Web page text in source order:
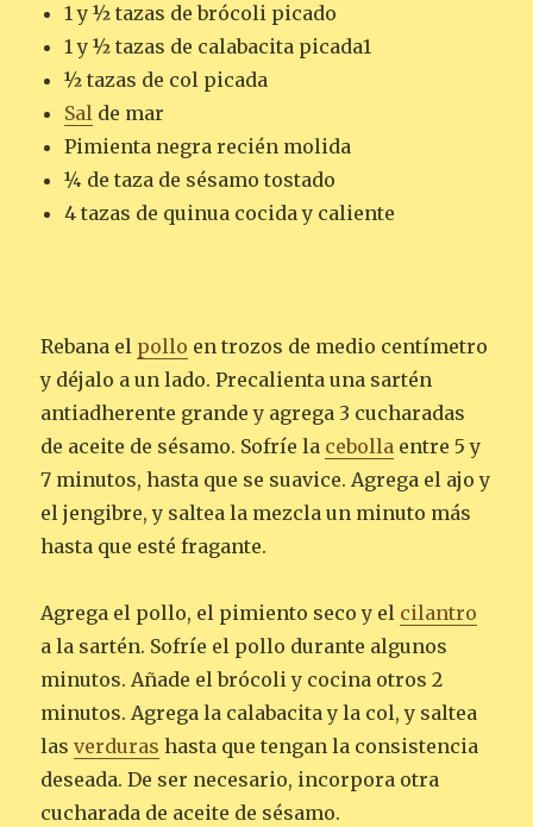
1 y ½ tazas de brócoli picado
1 y ½ tazas de calabacita picada1
½ tazas de col picada
Sal de mar
Pimienta negra recién molida
¼ de taza de sésamo tostado
4 tazas de quinua cocida y caliente
Rebana el pollo en trozos de medio centímetro
y déjalo a un lado. Precalienta una sartén
antiadherente grande y agrega 3 cucharadas
de aceite de sésamo. Sofríe la cebolla entre 5 y
7 minutos, hasta que se suavice. Agrega el ajo y
el jengibre, y saltea la mezcla un minuto más
hasta que esté fragante.
Agrega el pollo, el pimiento seco y el cilantro
a la sartén. Sofríe el pollo durante algunos
minutos. Añade el brócoli y cocina otros 2
minutos. Agrega la calabacita y la col, y saltea
lasverduras hasta que tengan la consistencia
deseada. De ser necesario, incorpora otra
cucharada de aceite de sésamo.